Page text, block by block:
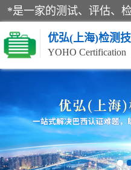
优弘(上海)检测
YOHO Certification
RECYCLASS认证
NR12认证
ART认证